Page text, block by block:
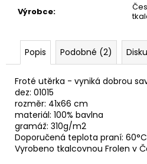
Výrobce:
Popis Podobné (2)
Froté utěrka - vyniká dobrou
dez: 01015
rozměr: 41x66 cm
materiál: 100% bavlna
gramáž: 310g/m2
Doporučená teplota praní: 60°C
Vyrobeno tkalcovnou Frolen v
CARINA
50X70
64,40
Kč